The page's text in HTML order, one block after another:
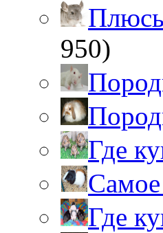
950)
Где
Где